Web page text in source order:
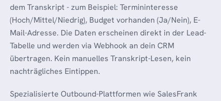
dem Transkript - zum Beispiel: Termininteresse
(Hoch/Mittel/Niedrig), Budget vorhanden (Ja/Nein), E-
Mail-Adresse. Die Daten erscheinen direkt in der Lead-
Tabelle und werden via Webhook an dein CRM
übertragen. Kein manuelles Transkript-Lesen, kein
nachträgliches Eintippen.
Spezialisierte Outbound-Plattformen wie SalesFrank